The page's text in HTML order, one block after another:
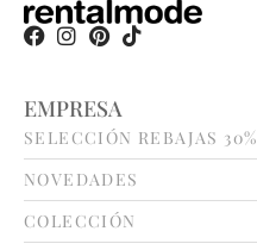
EMPRESA
SELECCIÓN REBAJAS 30%
NOVEDADES
COLECCIÓN